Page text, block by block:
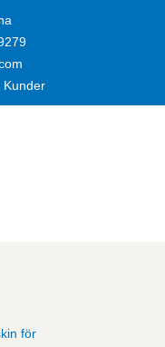
Kunder
för